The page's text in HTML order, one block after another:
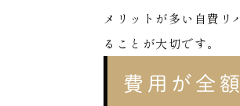
メリットが多い自費
ることが大切です。
費用が全